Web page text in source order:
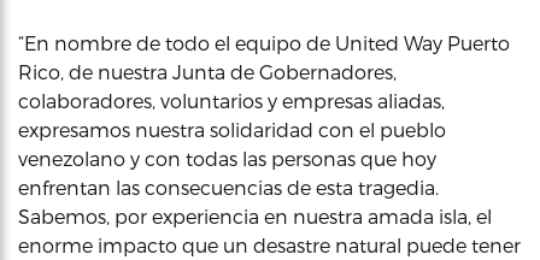
“En nombre de todo el equipo de United Way Puerto
Rico, de nuestra Junta de Gobernadores,
colaboradores, voluntarios y empresas aliadas,
expresamos nuestra solidaridad con el pueblo
venezolano y con todas las personas que hoy
enfrentan las consecuencias de esta tragedia.
Sabemos, por experiencia en nuestra amada isla, el
enorme impacto que un desastre natural puede tener